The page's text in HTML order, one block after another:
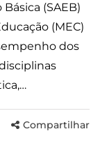
(SAEB)
(MEC)
dos
Compartilhar